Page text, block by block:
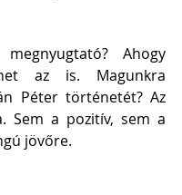
Ahogy
az is. Magunkra
Péter történetét? Az
Sem a pozitív, sem a
jövőre.